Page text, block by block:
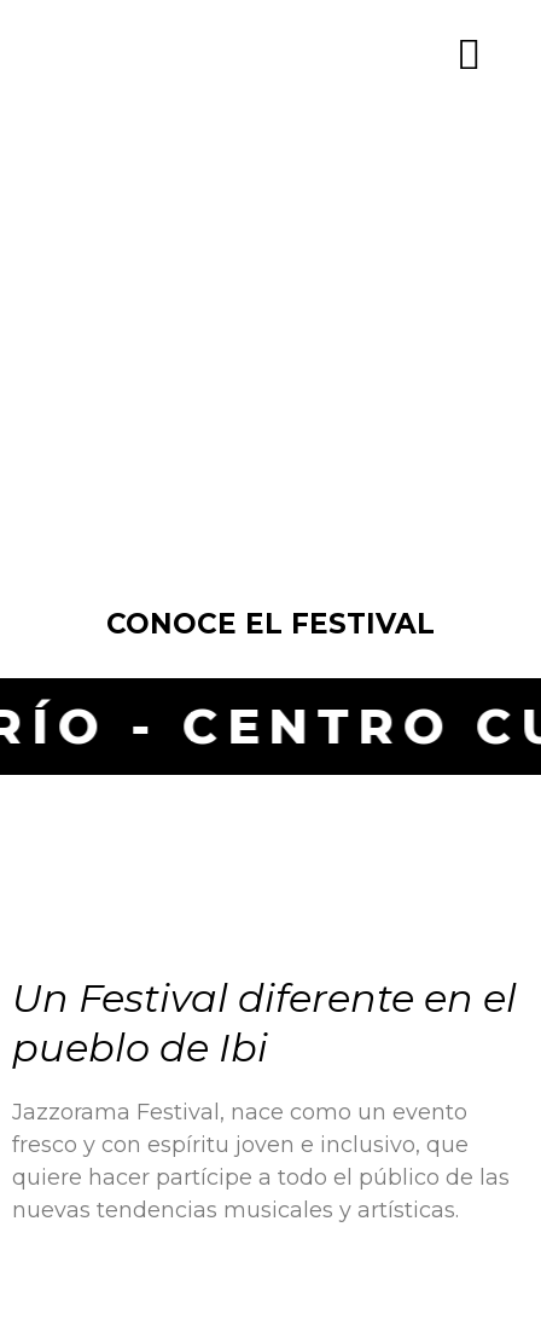
CONOCE EL FESTIVAL
Un Festival diferente en el
pueblo de Ibi
Jazzorama Festival, nace como un evento
fresco y con espíritu joven e inclusivo, que
quiere hacer partícipe a todo el público de las
nuevas tendencias musicales y artísticas.